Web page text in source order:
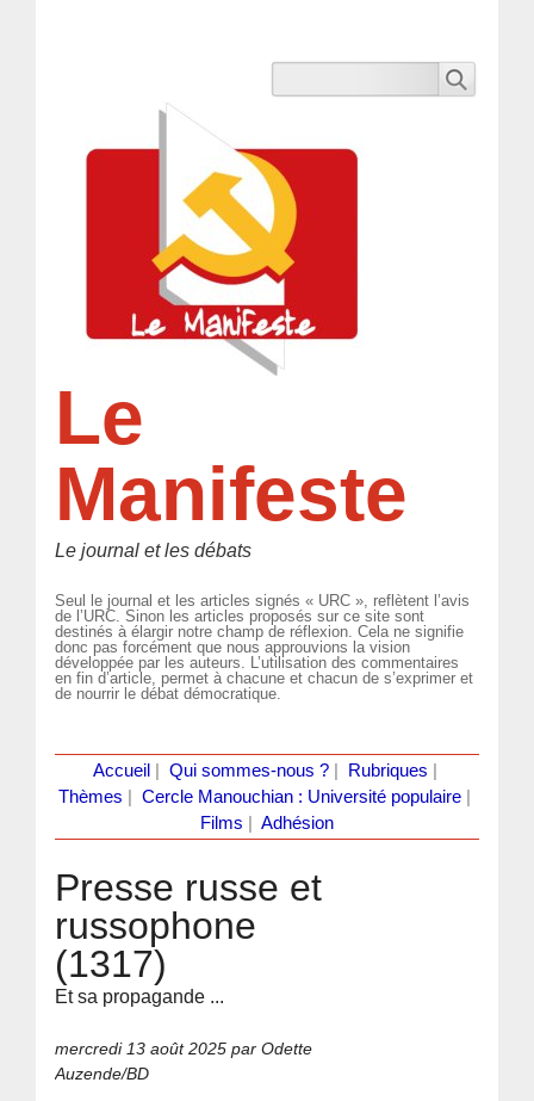
Le
Manifeste
Le journal et les débats
Seul le journal et les articles signés « URC », reflètent l’avis
de l’URC. Sinon les articles proposés sur ce site sont
destinés à élargir notre champ de réflexion. Cela ne signifie
donc pas forcément que nous approuvions la vision
développée par les auteurs. L’utilisation des commentaires
en fin d’article, permet à chacune et chacun de s’exprimer et
de nourrir le débat démocratique.
Accueil Qui sommes-nous ?| Rubriques
Thèmes
Cercle Manouchian : Université populaire
Films
Adhésion
Presse russe et
russophone
(1317)
Et sa propagande ...
mercredi 13 août 2025 par Odette
Auzende/BD